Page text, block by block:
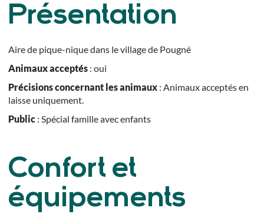
Présentation
Aire de pique-nique dans le village de Pougné
Animaux acceptés: oui
Précisions concernant les animaux: Animaux acceptés en
laisse uniquement.
Public: Spécial famille avec enfants
Confort et
équipements